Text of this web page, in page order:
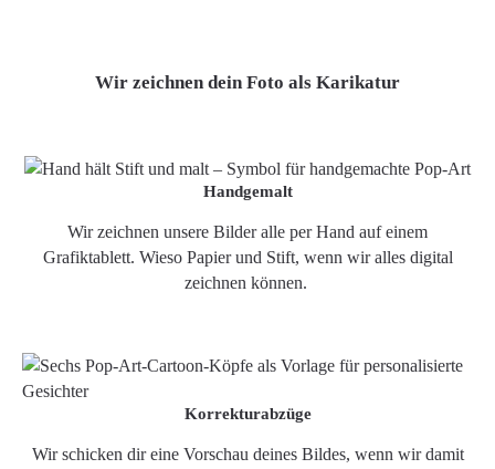
Wir zeichnen dein Foto als Karikatur
Handgemalt
Wir zeichnen unsere Bilder alle per Hand auf einem
Grafiktablett. Wieso Papier und Stift, wenn wir alles digital
zeichnen können.
Korrekturabzüge
Wir schicken dir eine Vorschau deines Bildes, wenn wir damit